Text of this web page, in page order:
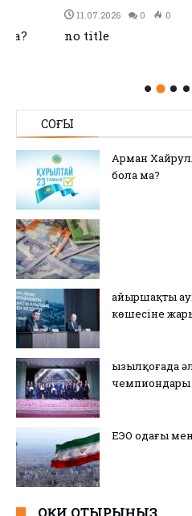
11.07.2026 0 0
no title
СОҢҒЫ
Арман
бола ма?
Қайыршақты
көшесіне
Қызылқоғада
чемпиондары
ЕЭО одағы
ОҚИ ОТЫРЫҢЫЗ